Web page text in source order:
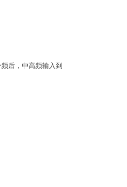
后，中高频输入到